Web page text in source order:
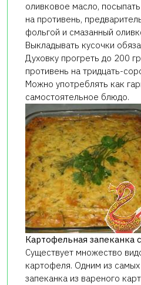
оливковое масло,
на противень,
фольгой и смазанный
Выкладывать кусочки
Духовку прогреть до 200
противень на тридцать-
Можно употреблять как
самостоятельное блюдо.
Картофельная запеканка
Существует множество
картофеля. Одним из
запеканка из вареного